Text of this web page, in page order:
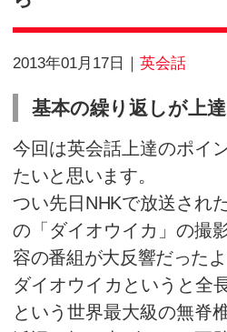
英会話上達の
ら
2013年01月17日 英